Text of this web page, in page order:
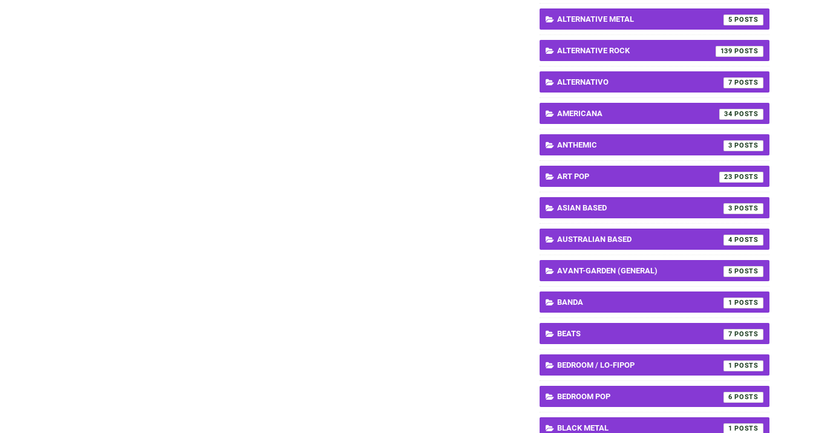
ALTERNATIVE METAL 5
ALTERNATIVE ROCK 139
ALTERNATIVO 7
AMERICANA 34
ANTHEMIC 3
ART POP 23
ASIAN BASED 3
AUSTRALIAN BASED 4
AVANT-GARDEN (GENERAL) 5
BANDA 1
BEATS 7
BEDROOM / LO-FIPOP 1
BEDROOM POP 6
BLACK METAL 1